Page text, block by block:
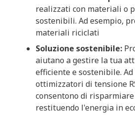
realizzati con materiali o
sostenibili. Ad esempio,
materiali riciclati
Soluzione sostenibile:
aiutano a gestire la tua
efficiente e sostenibile. Ad
ottimizzatori di tensione
consentono di
restituendo l'energia in